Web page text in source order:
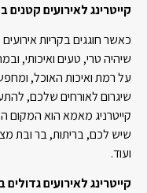
קייטרינג לאירועים קטנים
כאשר חוגגים בקריות
שיהיה טרי, טעים ואיכותי,
על רמת ואיכות האוכל,
שיגרום לאורחים שלכם,
קייטרניג מאמא הוא המקום
שיש לכם, בריתות, בר ובת
ועוד.
קייטרינג לאירועים גדולים